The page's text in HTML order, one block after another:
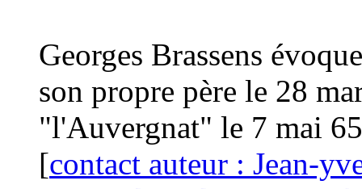
Georges Brassens
son propre père le 28
"l'Auvergnat" le 7 mai
[contact auteur : Jean-